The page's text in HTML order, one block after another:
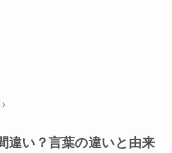
違い？言葉の違いと由来